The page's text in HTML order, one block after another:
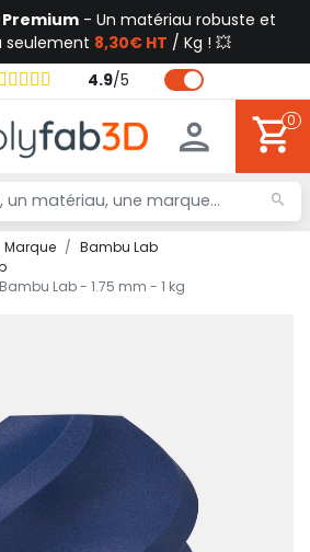
Premium - Un matériau robuste et
seulement 8,30€ HT / Kg ! 💥
4.9/5
0
Marque
Bambu Lab
Lab - 1.75 mm - 1 kg